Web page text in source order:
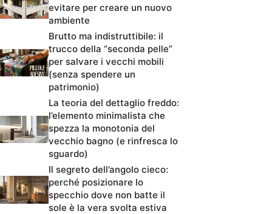
evitare per creare un nuovo
ambiente
Brutto ma indistruttibile: il
trucco della “seconda pelle”
per salvare i vecchi mobili
(senza spendere un
patrimonio)
La teoria del dettaglio freddo:
l’elemento minimalista che
spezza la monotonia del
vecchio bagno (e rinfresca lo
sguardo)
Il segreto dell’angolo cieco:
perché posizionare lo
specchio dove non batte il
sole è la vera svolta estiva